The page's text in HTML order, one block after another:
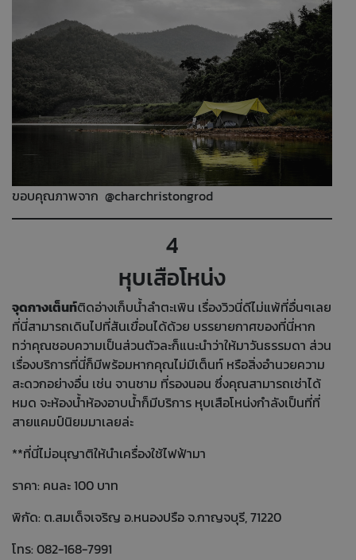
ขอบคุณภาพจาก @charchristongrod
4
หุบเสือโหน่ง
จุดกางเต็นท์ติดอ่างเก็บน้ำลำตะเพิน เรื่องวิวนี่ดีไม่แพ้ที่อื่นๆเลย
ที่นี่สามารถเดินไปที่สันเขื่อนได้ด้วย บรรยายกาศของที่นี่หาก
ทว่าคุณชอบความเป็นส่วนตัวละก็แนะนำว่าให้มาวันธรรมดา ส่วน
เรื่องบริการที่นี่ก็มีพร้อมหากคุณไม่มีเต็นท์ หรือสิ่งอำนวยความ
สะดวกอย่างอื่น เช่น จานชาม ที่รองนอน ซึ่งคุณสามารถเช่าได้
หมด จะห้องน้ำห้องอาบน้ำก็มีบริการ หุบเสือโหน่งกำลังเป็นที่ที่
สายแคมป์นิยมมาเลยล่ะ
**ที่นี่ไม่อนุญาติให้นำเครื่องใช้ไฟฟ้ามา
ราคา: คนละ 100 บาท
พิกัด: ต.สมเด็จเจริญ อ.หนองปรือ จ.กาญจบุรี, 71220
โทร: 082-168-7991